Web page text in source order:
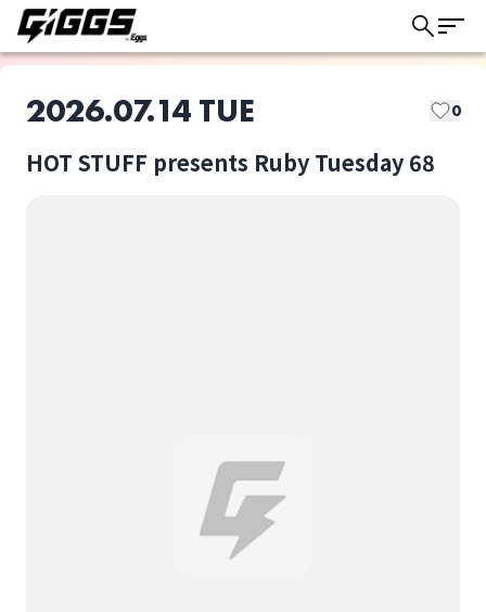
2026.07.14 TUE 0
HOT STUFF presents Ruby Tuesday 68
HOT STUFF presents
このライブの取り置きは終了しました